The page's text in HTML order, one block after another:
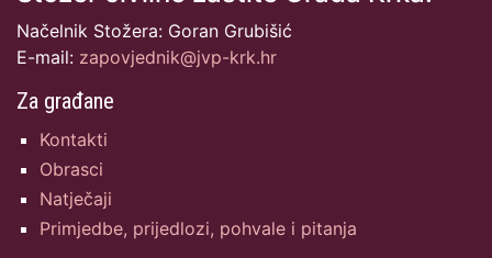
Načelnik Stožera: Goran Grubišić
E-mail: zapovjednik@jvp-krk.hr
Za građane
Kontakti
Obrasci
Natječaji
Primjedbe, prijedlozi, pohvale i pitanja